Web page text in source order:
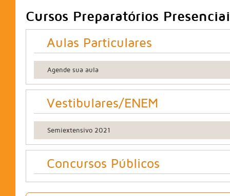
Cursos Preparatórios
Aulas Particulares
Agende sua aula
Vestibulares/ENEM
Semiextensivo 2021
Concursos Públicos